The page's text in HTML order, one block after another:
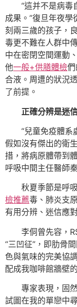
“這并不是病毒
成果。”復旦年夜
刻兩三歲的孩子，
毒更不難在人群中
中在密閉空間運動
他一般+供膳體檢
合液。周遭的狀況
了前提。
正確分辨是迷
“兒童免疫體系
假如沒有傑出的衛
措，將病原體帶到
呼吸中間主任醫師
秋夏季節是呼
檢推薦毒、肺炎支
有用分辨、迷信應
李侗曾先容，
“三凹征”，即肋骨
色與氣味的完美協
配成我咖啡館牆壁
專家表現，固
試圖在我的單戀中